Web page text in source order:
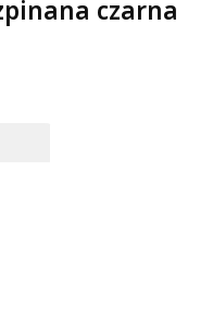
czarna